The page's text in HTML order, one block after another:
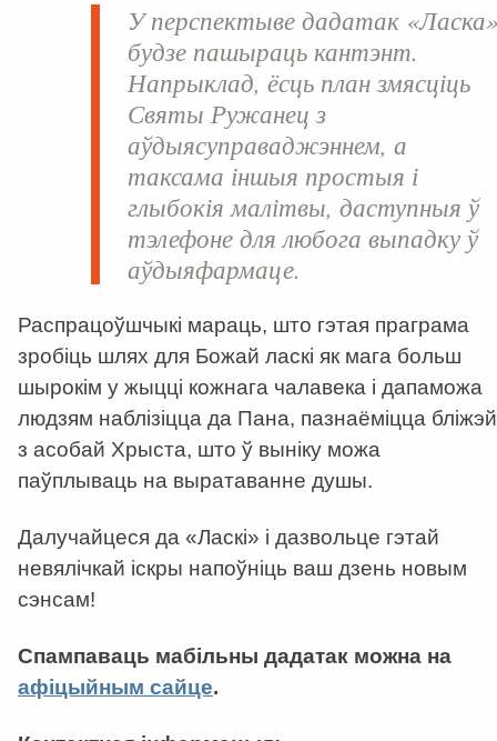
У перспектыве дадатак
будзе пашыраць кантэнт.
Напрыклад, ёсць план змясціць
Святы Ружанец з
аўдыясуправаджэннем, а
таксама іншыя простыя і
глыбокія малітвы, даступныя ў
тэлефоне для любога выпадку ў
аўдыяфармаце.
Распрацоўшчыкі мараць, што гэтая праграма
зробіць шлях для Божай ласкі як мага больш
шырокім у жыцці кожнага чалавека і дапаможа
людзям наблізіцца да Пана, пазнаёміцца бліжэй
з асобай Хрыста, што ў выніку можа
паўплываць на выратаванне душы.
Далучайцеся да «Ласкі» і дазвольце гэтай
невялічкай іскры напоўніць ваш дзень новым
сэнсам!
Спампаваць мабільны дадатак можна на
афіцыйным сайце.